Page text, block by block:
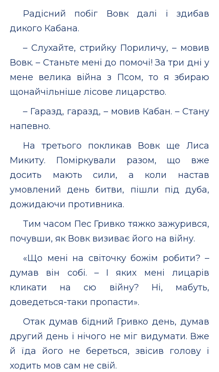
Радісний побіг Вовк далі і здибав
дикого Кабана.
– Слухайте, стрийку Пориличу, – мовив
Вовк. – Станьте мені до помочі! За три дні у
мене велика війна з Псом, то я збираю
щонайчільніше лісове лицарство.
– Гаразд, гаразд, – мовив Кабан. – Стану
напевно.
На третього покликав Вовк ще Лиса
Микиту. Поміркували разом, що вже
досить мають сили, а коли настав
умовлений день битви, пішли під дуба,
дожидаючи противника.
Тим часом Пес Гривко тяжко зажурився,
почувши, як Вовк визиває його на війну.
«Що мені на світочку божім робити? –
думав він собі. – І яких мені лицарів
кликати на сю війну? Ні, мабуть,
доведеться-таки пропасти».
Отак думав бідний Гривко день, думав
другий день і нічого не міг видумати. Вже
й їда його не береться, звісив голову і
ходить мов сам не свій.